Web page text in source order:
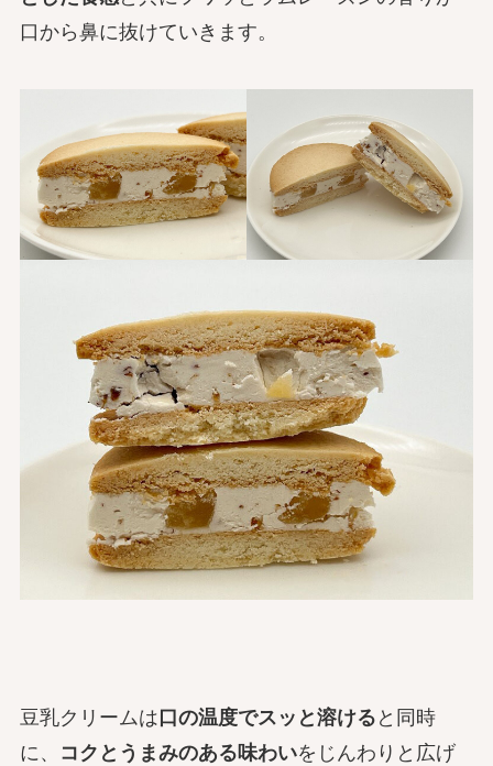
口から鼻に抜けていきます。
豆乳クリームは 口の温度でスッと溶ける と同時
に、
コクとうまみのある味わいをじんわりと広げ